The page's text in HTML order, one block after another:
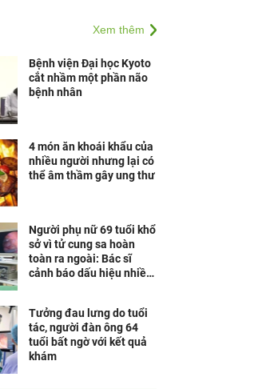
Xem thêm
Bệnh viện Đại học Kyoto
cắt nhầm một phần não
bệnh nhân
4 món ăn khoái khẩu của
nhiều người nhưng lại có
thể âm thầm gây ung thư
Người phụ nữ 69 tuổi khổ
sở vì tử cung sa hoàn
toàn ra ngoài: Bác sĩ
cảnh báo dấu hiệu nhiều
Tưởng đau lưng do tuổi
tác, người đàn ông 64
tuổi bất ngờ với kết quả
khám